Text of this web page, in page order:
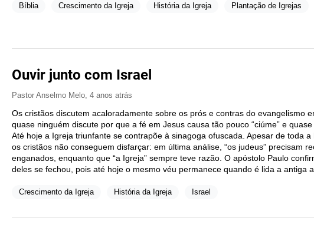
Bíblia Crescimento da Igreja História da Igreja Plantação de Igrejas
Ouvir junto com Israel
Pastor Anselmo Melo 4 anos atrás
Os cristãos discutem acaloradamente sobre os prós e contras do evangelismo
quase ninguém discute por que a fé em Jesus causa tão pouco “ciúme” e
Até hoje a Igreja triunfante se contrapõe à sinagoga ofuscada. Apesar de toda a
os cristãos não conseguem disfarçar: em última análise, “os judeus” precisam
enganados, enquanto que “a Igreja” sempre teve razão. O apóstolo Paulo
deles se fechou, pois até hoje o mesmo véu permanece quando é lida a antiga
Crescimento da Igreja História da Igreja Israel